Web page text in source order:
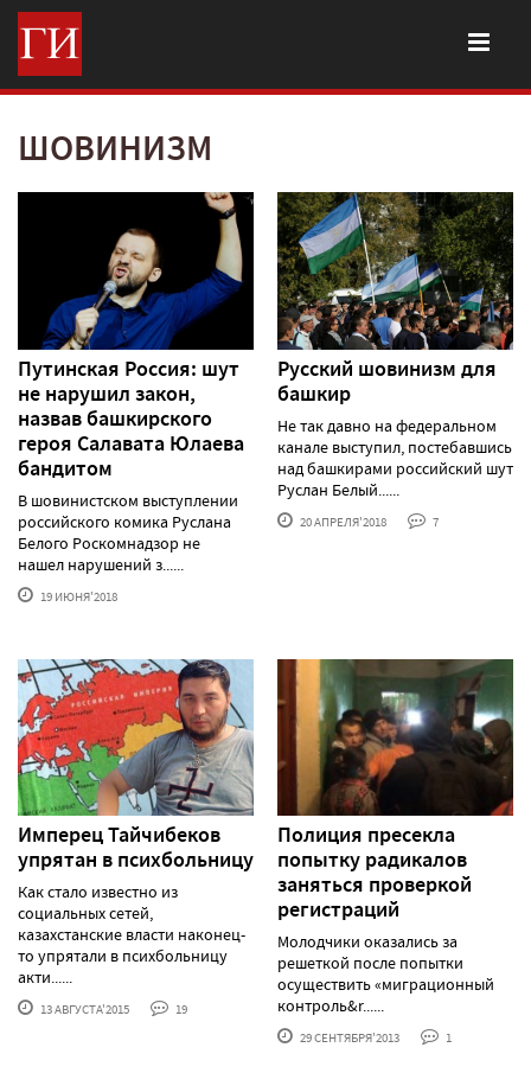
ШОВИНИЗМ
Путинская Россия: шут
не нарушил закон,
назвав башкирского
героя Салавата Юлаева
бандитом
В шовинистском выступлении
российского комика Руслана
Белого Роскомнадзор не
нашел нарушений з......
19 ИЮНЯ'2018
Русский шовинизм для
башкир
Не так давно на федеральном
канале выступил, постебавшись
над башкирами российский шут
Руслан Белый......
20 АПРЕЛЯ'2018 7
Имперец Тайчибеков
упрятан в психбольницу
Как стало известно из
социальных сетей,
казахстанские власти наконец-
то упрятали в психбольницу
акти......
13 АВГУСТА'2015 19
Полиция пресекла
попытку радикалов
заняться проверкой
регистраций
Молодчики оказались за
решеткой после попытки
осуществить «миграционный
контроль&r......
29 СЕНТЯБРЯ'2013 1